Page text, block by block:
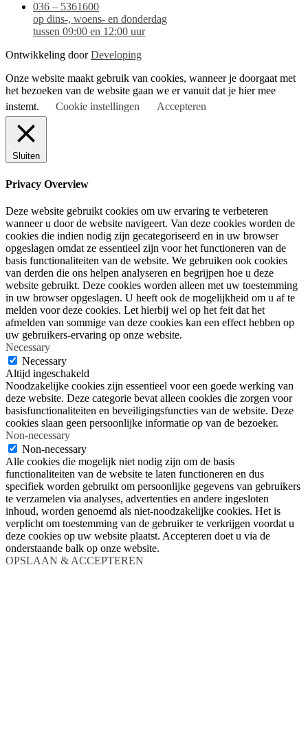
036 – 5361600
op dins-, woens- en donderdag
tussen 09:00 en 12:00 uur
Ontwikkeling doorDeveloping
Onze website maakt gebruik van cookies, wanneer je doorgaat met
het bezoeken van de website gaan we er vanuit dat je hier mee
instemt.
Cookie instellingen Accepteren
Sluiten
Privacy Overview
Deze website gebruikt cookies om uw ervaring te verbeteren
wanneer u door de website navigeert. Van deze cookies worden de
cookies die indien nodig zijn gecategoriseerd en in uw browser
opgeslagen omdat ze essentieel zijn voor het functioneren van de
basis functionaliteiten van de website. We gebruiken ook cookies
van derden die ons helpen analyseren en begrijpen hoe u deze
website gebruikt. Deze cookies worden alleen met uw toestemming
in uw browser opgeslagen. U heeft ook de mogelijkheid om u af te
melden voor deze cookies. Let hierbij wel op het feit dat het
afmelden van sommige van deze cookies kan een effect hebben op
uw gebruikers-ervaring op onze website.
Necessary
Necessary
Altijd ingeschakeld
Noodzakelijke cookies zijn essentieel voor een goede werking van
deze website. Deze categorie bevat alleen cookies die zorgen voor
basisfunctionaliteiten en beveiligingsfuncties van de website. Deze
cookies slaan geen persoonlijke informatie op van de bezoeker.
Non-necessary
Non-necessary
Alle cookies die mogelijk niet nodig zijn om de basis
functionaliteiten van de website te laten functioneren en dus
specifiek worden gebruikt om persoonlijke gegevens van gebruikers
te verzamelen via analyses, advertenties en andere ingesloten
inhoud, worden genoemd als niet-noodzakelijke cookies. Het is
verplicht om toestemming van de gebruiker te verkrijgen voordat u
deze cookies op uw website plaatst. Accepteren doet u via de
onderstaande balk op onze website.
OPSLAAN & ACCEPTEREN